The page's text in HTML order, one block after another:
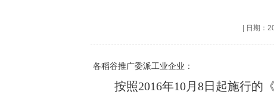
日期：
各稻谷推广委派工业企业：
按照2016年10月8日起施行的